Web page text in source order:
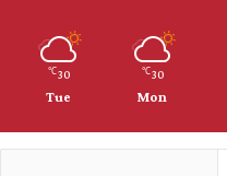
30
℃
Mon
30
℃
Tue